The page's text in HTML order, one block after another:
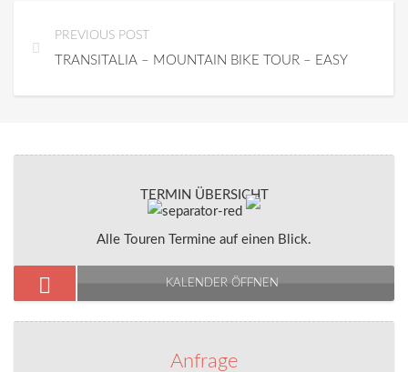
PREVIOUS POST
TRANSITALIA – MOUNTAIN BIKE TOUR – EASY
TERMIN ÜBERSICHT
Alle Touren Termine auf einen Blick.
KALENDER ÖFFNEN
Anfrage